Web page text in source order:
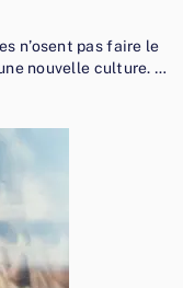
n’osent pas faire le
nouvelle culture. …